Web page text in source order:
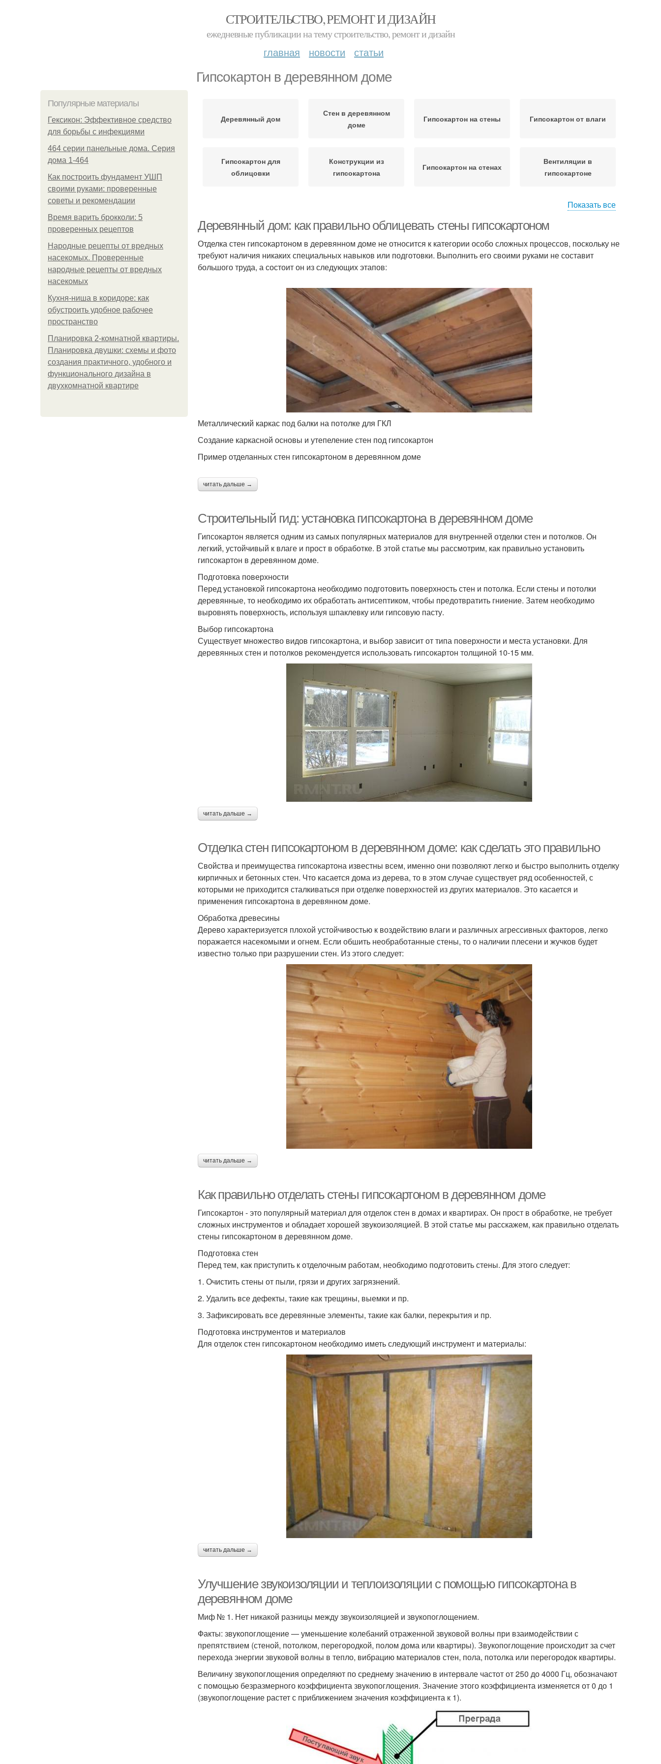
СТРОИТЕЛЬСТВО, РЕМОНТ И ДИЗАЙН
ежедневные публикации на тему строительство, ремонт и дизайн
главная новости статьи
Гипсокартон в деревянном доме
Популярные материалы
Гексикон: Эффективное средство
для борьбы с инфекциями
464 серии панельные дома. Серия
дома 1-464
Как построить фундамент УШП
своими руками: проверенные
советы и рекомендации
Время варить брокколи: 5
проверенных рецептов
Народные рецепты от вредных
насекомых. Проверенные
народные рецепты от вредных
насекомых
Кухня-ниша в коридоре: как
обустроить удобное рабочее
пространство
Планировка 2-комнатной квартиры.
Планировка двушки: схемы и фото
создания практичного, удобного и
функционального дизайна в
двухкомнатной квартире
Деревянный дом
Стен в деревянном
доме
Гипсокартон на стены Гипсокартон от влаги
Гипсокартон для
облицовки
Конструкции из
гипсокартона
Гипсокартон на стенах
Вентиляции в
гипсокартоне
установки
деревянных стенах
гипсокартону
Работы с
гипсокартоном
Гипсокартон в
сравнении
Необходимый
гипсокартон
Гипсокартон для
Потолок в деревянном
доме
Гипсокартон на потолок
Показать все
Деревянный дом: как правильно облицевать стены гипсокартоном
Отделка стен гипсокартоном в деревянном доме не относится к категории особо сложных процессов, поскольку не
требуют наличия никаких специальных навыков или подготовки. Выполнить его своими руками не составит
большого труда, а состоит он из следующих этапов:
Металлический каркас под балки на потолке для ГКЛ
Создание каркасной основы и утепеление стен под гипсокартон
Пример отделанных стен гипсокартоном в деревянном доме
читать дальше →
Строительный гид: установка гипсокартона в деревянном доме
Гипсокартон является одним из самых популярных материалов для внутренней отделки стен и потолков. Он
легкий, устойчивый к влаге и прост в обработке. В этой статье мы рассмотрим, как правильно установить
гипсокартон в деревянном доме.
Подготовка поверхности
Перед установкой гипсокартона необходимо подготовить поверхность стен и потолка. Если стены и потолки
деревянные, то необходимо их обработать антисептиком, чтобы предотвратить гниение. Затем необходимо
выровнять поверхность, используя шпаклевку или гипсовую пасту.
Выбор гипсокартона
Существует множество видов гипсокартона, и выбор зависит от типа поверхности и места установки. Для
деревянных стен и потолков рекомендуется использовать гипсокартон толщиной 10-15 мм.
читать дальше →
Отделка стен гипсокартоном в деревянном доме: как сделать это правильно
Свойства и преимущества гипсокартона известны всем, именно они позволяют легко и быстро выполнить отделку
кирпичных и бетонных стен. Что касается дома из дерева, то в этом случае существует ряд особенностей, с
которыми не приходится сталкиваться при отделке поверхностей из других материалов. Это касается и
применения гипсокартона в деревянном доме.
Обработка древесины
Дерево характеризуется плохой устойчивостью к воздействию влаги и различных агрессивных факторов, легко
поражается насекомыми и огнем. Если обшить необработанные стены, то о наличии плесени и жучков будет
известно только при разрушении стен. Из этого следует:
читать дальше →
Как правильно отделать стены гипсокартоном в деревянном доме
Гипсокартон - это популярный материал для отделок стен в домах и квартирах. Он прост в обработке, не требует
сложных инструментов и обладает хорошей звукоизоляцией. В этой статье мы расскажем, как правильно отделать
стены гипсокартоном в деревянном доме.
Подготовка стен
Перед тем, как приступить к отделочным работам, необходимо подготовить стены. Для этого следует:
1. Очистить стены от пыли, грязи и других загрязнений.
2. Удалить все дефекты, такие как трещины, выемки и пр.
3. Зафиксировать все деревянные элементы, такие как балки, перекрытия и пр.
Подготовка инструментов и материалов
Для отделок стен гипсокартоном необходимо иметь следующий инструмент и материалы:
читать дальше →
Улучшение звукоизоляции и теплоизоляции с помощью гипсокартона в
деревянном доме
Миф № 1. Нет никакой разницы между звукоизоляцией и звукопоглощением.
Факты: звукопоглощение — уменьшение колебаний отраженной звуковой волны при взаимодействии с
препятствием (стеной, потолком, перегородкой, полом дома или квартиры). Звукопоглощение происходит за счет
перехода энергии звуковой волны в тепло, вибрацию материалов стен, пола, потолка или перегородок квартиры.
Величину звукопоглощения определяют по среднему значению в интервале частот от 250 до 4000 Гц, обозначают
с помощью безразмерного коэффициента звукопоглощения. Значение этого коэффициента изменяется от 0 до 1
(звукопоглощение растет с приближением значения коэффициента к 1).